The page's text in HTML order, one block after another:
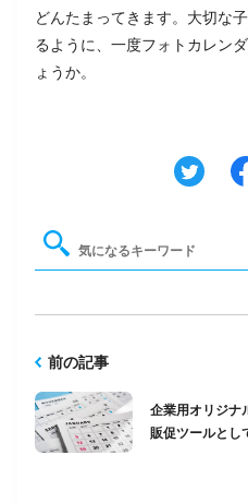
どんたまってきます。大切な
るように、一度フォトカレン
ょうか。
前の記事
企業用オリジナ
販促ツールとし